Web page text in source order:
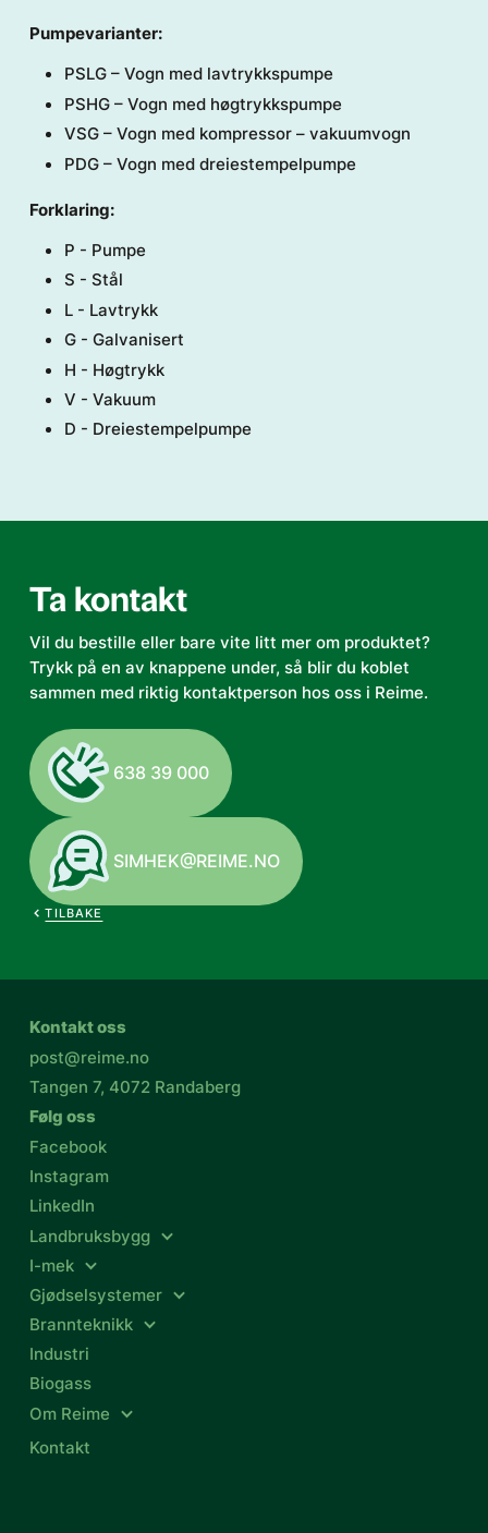
Pumpevarianter:
PSLG – Vogn med lavtrykkspumpe
PSHG – Vogn med høgtrykkspumpe
VSG – Vogn med kompressor – vakuumvogn
PDG – Vogn med dreiestempelpumpe
Forklaring:
P - Pumpe
S - Stål
L - Lavtrykk
G - Galvanisert
H - Høgtrykk
V - Vakuum
D - Dreiestempelpumpe
Ta kontakt
Vil du bestille eller bare vite litt mer om produktet?
Trykk på en av knappene under, så blir du koblet
sammen med riktig kontaktperson hos oss i Reime.
638 39 000
SIMHEK@REIME.NO
TILBAKE
Kontakt oss
post@reime.no
Tangen 7, 4072 Randaberg
Følg oss
Facebook
Instagram
LinkedIn
Landbruksbygg
I-mek
Gjødselsystemer
Brannteknikk
Industri
Biogass
Om Reime
Kontakt